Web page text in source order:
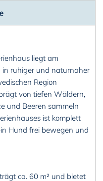
liegt am
in ruhiger und naturnaher
Region
von tiefen Wäldern,
und Beeren sammeln
ist komplett
Hund frei bewegen und
ca. 60 m² und bietet